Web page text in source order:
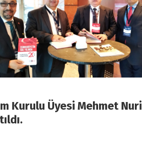
Kurulu Üyesi Mehmet Nuri